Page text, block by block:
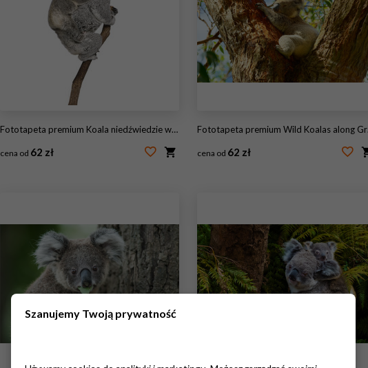
Fototapeta premium Koala niedźwiedzie wspinaczka drzewo, przed białym tle
cena od 62 zł
Fototapeta premium Wild Koalas along Great Ocean Road, Victoria, Australia
cena od 62 zł
Szanujemy Twoją prywatność